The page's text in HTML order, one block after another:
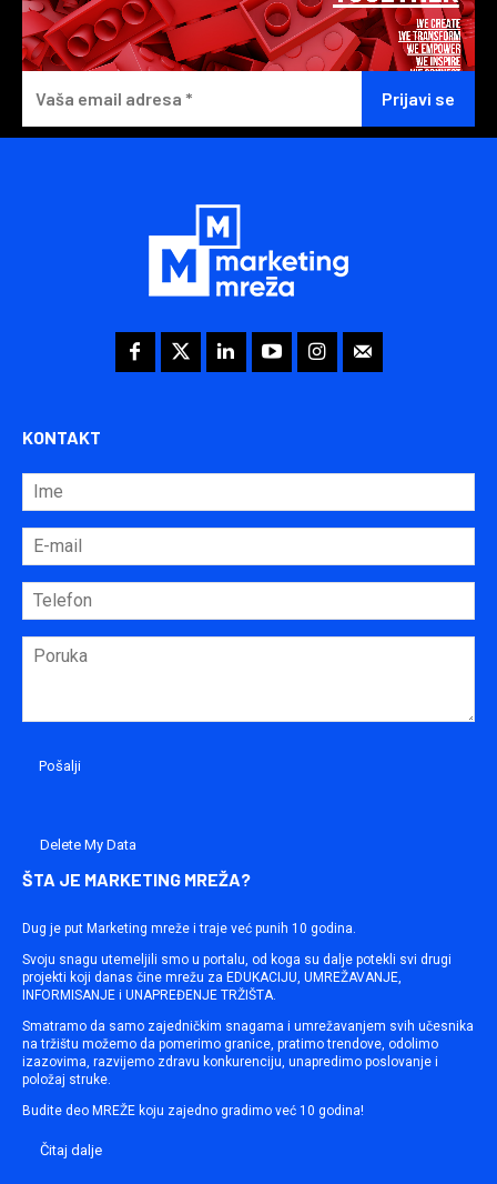
KONTAKT
Delete My Data
ŠTA JE MARKETING MREŽA?
Dug je put Marketing mreže i traje već punih 10 godina.
Svoju snagu utemeljili smo u portalu, od koga su dalje potekli svi drugi
projekti koji danas čine mrežu za EDUKACIJU, UMREŽAVANJE,
INFORMISANJE i UNAPREĐENJE TRŽIŠTA.
Smatramo da samo zajedničkim snagama i umrežavanjem svih učesnika
na tržištu možemo da pomerimo granice, pratimo trendove, odolimo
izazovima, razvijemo zdravu konkurenciju, unapredimo poslovanje i
položaj struke.
Budite deo MREŽE koju zajedno gradimo već 10 godina!
Čitaj dalje